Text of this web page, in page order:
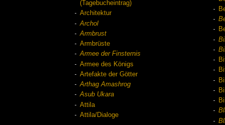
(Tagebucheintrag)
Architektur
Archol
Armbrust
Armbrüste
Armee der Finsternis
Armee des Königs
Artefakte der Götter
Arthag Amashrog
Asub Ukara
Attila
Attila/Dialoge